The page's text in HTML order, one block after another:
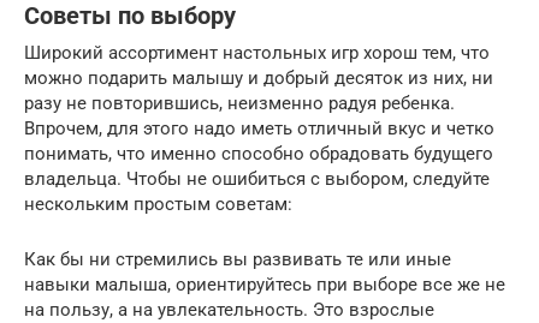
Советы по выбору
Широкий ассортимент настольных игр хорош тем, что
можно подарить малышу и добрый десяток из них, ни
разу не повторившись, неизменно радуя ребенка.
Впрочем, для этого надо иметь отличный вкус и четко
понимать, что именно способно обрадовать будущего
владельца. Чтобы не ошибиться с выбором, следуйте
нескольким простым советам:
Как бы ни стремились вы развивать те или иные
навыки малыша, ориентируйтесь при выборе все же не
на пользу, а на увлекательность. Это взрослые